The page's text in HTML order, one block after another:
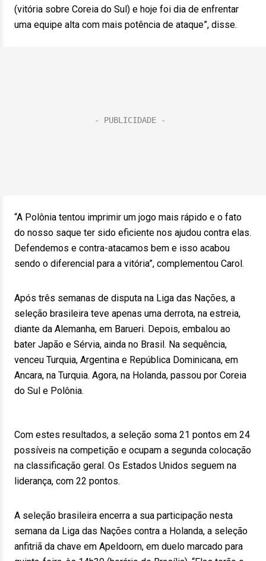
(vitória sobre Coreia do Sul) e hoje foi dia de enfrentar
uma equipe alta com mais potência de ataque”, disse.
“A Polônia tentou imprimir um jogo mais rápido e o fato
do nosso saque ter sido eficiente nos ajudou contra elas.
Defendemos e contra-atacamos bem e isso acabou
sendo o diferencial para a vitória”, complementou Carol.
Após três semanas de disputa na Liga das Nações, a
seleção brasileira teve apenas uma derrota, na estreia,
diante da Alemanha, em Barueri. Depois, embalou ao
bater Japão e Sérvia, ainda no Brasil. Na sequência,
venceu Turquia, Argentina e República Dominicana, em
Ancara, na Turquia. Agora, na Holanda, passou por Coreia
do Sul e Polônia.
Com estes resultados, a seleção soma 21 pontos em 24
possíveis na competição e ocupam a segunda colocação
na classificação geral. Os Estados Unidos seguem na
liderança, com 22 pontos.
A seleção brasileira encerra a sua participação nesta
semana da Liga das Nações contra a Holanda, a seleção
anfitriã da chave em Apeldoorn, em duelo marcado para